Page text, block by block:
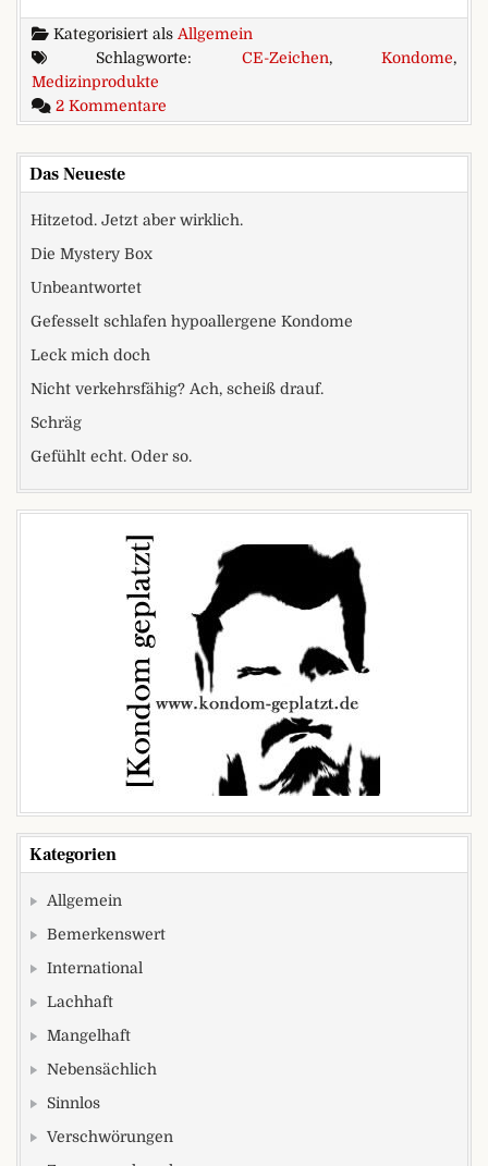
Kategorisiert als Allgemein
Schlagworte: CE-Zeichen,Kondome,
Medizinprodukte
2 Kommentare
Das Neueste
Hitzetod. Jetzt aber wirklich.
Die Mystery Box
Unbeantwortet
Gefesselt schlafen hypoallergene Kondome
Leck mich doch
Nicht verkehrsfähig? Ach, scheiß drauf.
Schräg
Gefühlt echt. Oder so.
Kategorien
Allgemein
Bemerkenswert
International
Lachhaft
Mangelhaft
Nebensächlich
Sinnlos
Verschwörungen